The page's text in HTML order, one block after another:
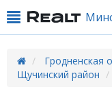
Гродненская
Щучинский район